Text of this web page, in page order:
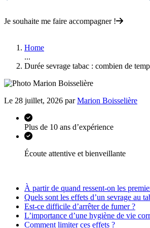
Je souhaite me faire accompagner !
Home
...
Durée sevrage tabac : combien de
Le 28 juillet, 2026 parMarion Boisselière
Plus de 10 ans d’expérience
Écoute attentive et bienveillante
À partir de quand ressent-on les
Quels sont les effets d’un sevrage au
Est-ce difficile d’arrêter de fumer ?
L’importance d’une hygiène de vie
Comment limiter ces effets ?